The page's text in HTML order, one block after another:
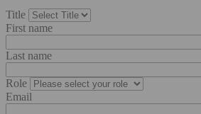
Title
First name
Last name
Role
Email